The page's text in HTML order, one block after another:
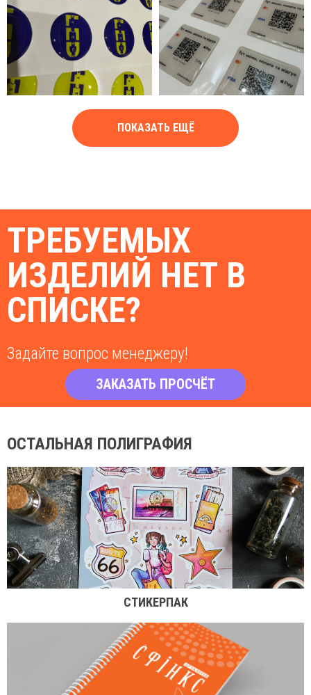
ПОКАЗАТЬ ЕЩЁ
ТРЕБУЕМЫХ
ИЗДЕЛИЙ НЕТ В
СПИСКЕ?
Задайте вопрос менеджеру!
ЗАКАЗАТЬ ПРОСЧЁТ
ОСТАЛЬНАЯ ПОЛИГРАФИЯ
СТИКЕРПАК